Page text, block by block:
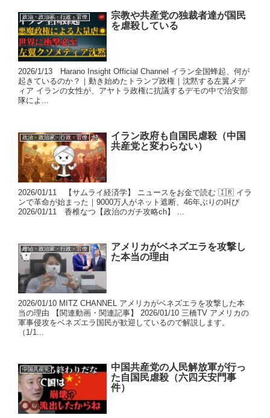
政治・政治家・行政・官僚
宗教や共産党の独裁者達が国民
を虐殺している
2026/1/13 Harano Insight Official Channel イラン全国蜂起、何が
起きているのか？｜動き始めたトランプ政権｜沈黙する左翼メデ
ィア イランの女性が、アヤトラ政権に抗議するデモの中で治安部
隊によ...
政治・政治家・行政・官僚
イラン政府も自国民虐殺（中国
共産党と変わらない）
2026/01/11 【サムライ経済学】 ニュースをお金で読む 🇮🇷 イラ
ンで革命が始まった｜9000万人がネット遮断、46年ぶりの叫び
2026/01/11 香椎なつ【政治のガチ攻略ch】 ...
政治・政治家・行政・官僚
アメリカがベネズエラを攻撃し
た本当の理由
2026/01/10 MITZ CHANNEL アメリカがベネズエラを攻撃した本
当の理由 【関連動画・関連記事】 2026/01/10 三橋TV アメリカの
軍事侵攻をベネズエラ国民が歓迎しているので解説します。
（1/1...
中国共産党
中国共産党の人民解放軍が行っ
た自国民虐殺（六四天安門事
件）